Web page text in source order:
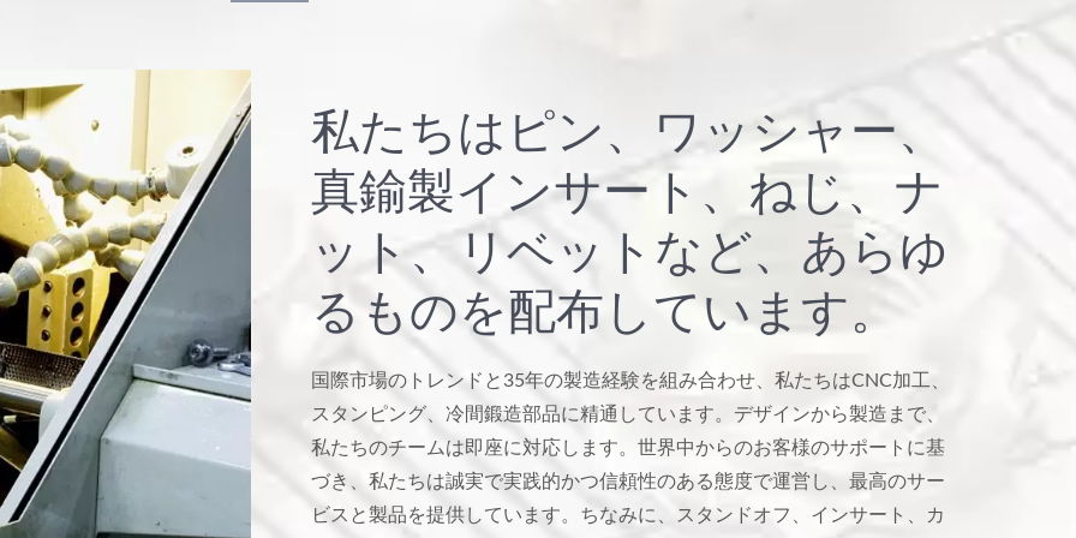
私たちはピン、ワッシャー、
真鍮製インサート、ねじ、ナ
ット、リベットなど、あらゆ
るものを配布しています。
国際市場のトレンドと35年の製造経験を組み合わせ、私たちはCNC加工、
スタンピング、冷間鍛造部品に精通しています。デザインから製造まで、
私たちのチームは即座に対応します。世界中からのお客様のサポートに基
づき、私たちは誠実で実践的かつ信頼性のある態度で運営し、最高のサー
ビスと製品を提供しています。ちなみに、スタンドオフ、インサート、カ